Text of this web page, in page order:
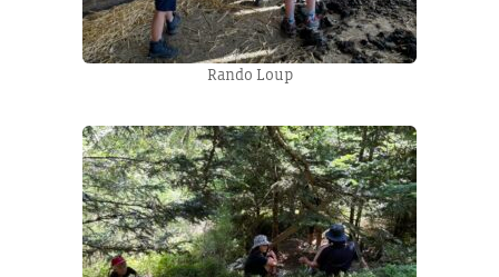
Rando Loup